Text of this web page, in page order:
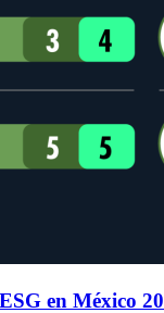
en México